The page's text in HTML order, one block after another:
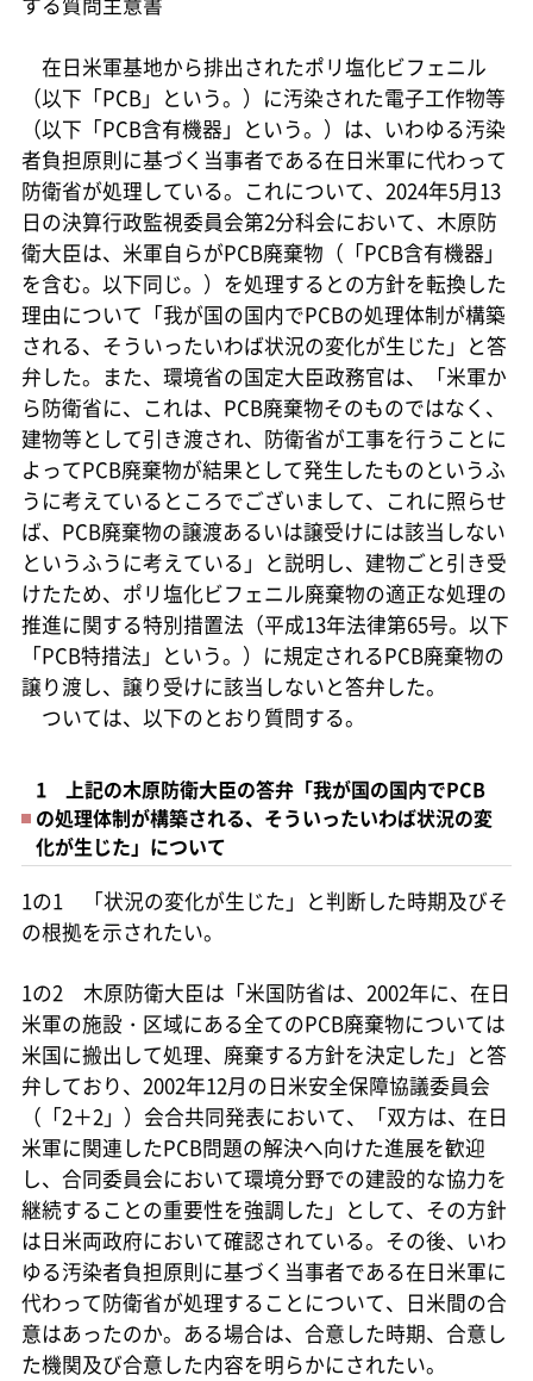
在日米軍基地から排出されたポリ塩化ビフェニル
（以下「PCB」という。）に汚染された電子工作物等
（以下「PCB含有機器」という。）は、いわゆる汚染
者負担原則に基づく当事者である在日米軍に代わって
防衛省が処理している。これについて、2024年5月13
日の決算行政監視委員会第2分科会において、木原防
衛大臣は、米軍自らがPCB廃棄物（「PCB含有機器」
を含む。以下同じ。）を処理するとの方針を転換した
理由について「我が国の国内でPCBの処理体制が構築
される、そういったいわば状況の変化が生じた」と答
弁した。また、環境省の国定大臣政務官は、「米軍か
ら防衛省に、これは、PCB廃棄物そのものではなく、
建物等として引き渡され、防衛省が工事を行うことに
よってPCB廃棄物が結果として発生したものというふ
うに考えているところでございまして、これに照らせ
ば、PCB廃棄物の譲渡あるいは譲受けには該当しない
というふうに考えている」と説明し、建物ごと引き受
けたため、ポリ塩化ビフェニル廃棄物の適正な処理の
推進に関する特別措置法（平成13年法律第65号。以下
「PCB特措法」という。）に規定されるPCB廃棄物の
譲り渡し、譲り受けに該当しないと答弁した。
ついては、以下のとおり質問する。
1 上記の木原防衛大臣の答弁「我が国の国内でPCB
の処理体制が構築される、そういったいわば状況の変
化が生じた」について
1の1 「状況の変化が生じた」と判断した時期及びそ
の根拠を示されたい。
1の2 木原防衛大臣は「米国防省は、2002年に、在日
米軍の施設・区域にある全てのPCB廃棄物については
米国に搬出して処理、廃棄する方針を決定した」と答
弁しており、2002年12月の日米安全保障協議委員会
（「2＋2」）会合共同発表において、「双方は、在日
米軍に関連したPCB問題の解決へ向けた進展を歓迎
し、合同委員会において環境分野での建設的な協力を
継続することの重要性を強調した」として、その方針
は日米両政府において確認されている。その後、いわ
ゆる汚染者負担原則に基づく当事者である在日米軍に
代わって防衛省が処理することについて、日米間の合
意はあったのか。ある場合は、合意した時期、合意し
た機関及び合意した内容を明らかにされたい。